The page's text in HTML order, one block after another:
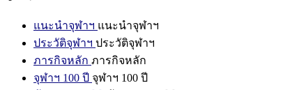
แนะนำจุฬาฯ แนะนำจุฬาฯ
ประวัติจุฬาฯ ประวัติจุฬาฯ
ภารกิจหลัก ภารกิจหลัก
จุฬาฯ 100 ปี จุฬาฯ 100 ปี